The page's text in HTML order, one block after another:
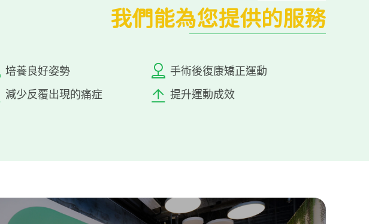
我們能為您提供的服務
培養良好姿勢
減少反覆出現的痛症
手術後復康矯正運動
提升運動成效